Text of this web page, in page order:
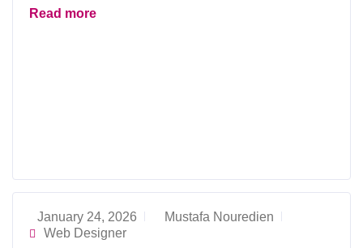
Read more
January 24, 2026
Mustafa Nouredien
Web Designer